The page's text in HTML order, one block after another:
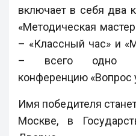
включает в себя два
«Методическая
– «Классный час» и
– всего одно
конференцию «Вопрос
Имя победителя
Москве, в